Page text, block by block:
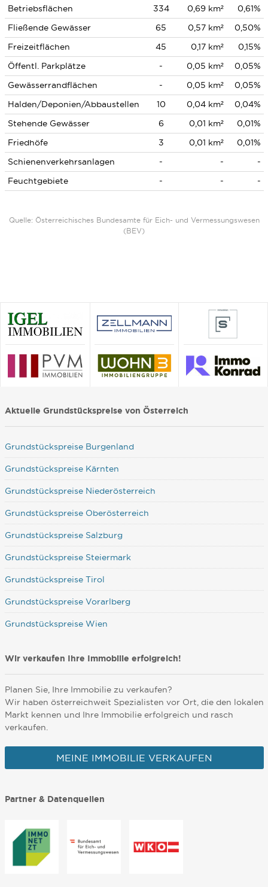
Betriebsflächen 334 0,69 km²
0,61%
Fließende Gewässer
65 0,57 km²
0,50%
Freizeitflächen
45 0,17 km²
0,15%
Öffentl. Parkplätze
- 0,05 km²
0,05%
Gewässerrandflächen
- 0,05 km²
0,05%
Halden/Deponien/Abbaustellen
10 0,04 km²
0,04%
Stehende Gewässer
6 0,01 km²
0,01%
Friedhöfe
3 0,01 km²
0,01%
Schienenverkehrsanlagen
- -
-
Feuchtgebiete
- - -
Quelle: Österreichisches Bundesamte für Eich- und Vermessungswesen
(BEV)
Aktuelle Grundstückspreise von Österreich
Grundstückspreise Burgenland
Grundstückspreise Kärnten
Grundstückspreise Niederösterreich
Grundstückspreise Oberösterreich
Grundstückspreise Salzburg
Grundstückspreise Steiermark
Grundstückspreise Tirol
Grundstückspreise Vorarlberg
Grundstückspreise Wien
Wir verkaufen Ihre Immobilie erfolgreich!
Planen Sie, Ihre Immobilie zu verkaufen?
Wir haben österreichweit Spezialisten vor Ort, die den lokalen
Markt kennen und Ihre Immobilie erfolgreich und rasch
verkaufen.
MEINE IMMOBILIE VERKAUFEN
Partner & Datenquellen